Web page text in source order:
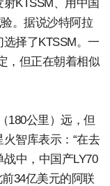
KTSSM、用中国
。据说沙特阿拉
择了KTSSM。一
，但正在朝着相似
180公里）远，但
智库表示：“在去
中，中国产LY70
34亿美元的阿联